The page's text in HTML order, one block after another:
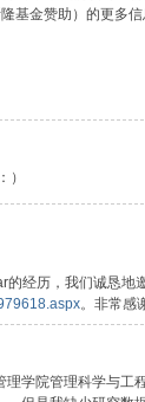
基金赞助）的更多
管理学
3
）
经历，我们诚恳地
。非常感
学院管理科学与